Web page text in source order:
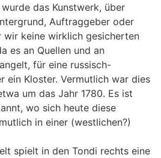
das Kunstwerk, über
Auftraggeber oder
wir keine wirklich gesicherten
es an Quellen und an
für eine russisch-
ein Kloster. Vermutlich war dies
um das Jahr 1780. Es ist
wo sich heute diese
in einer (westlichen?)
spielt in den Tondi rechts eine